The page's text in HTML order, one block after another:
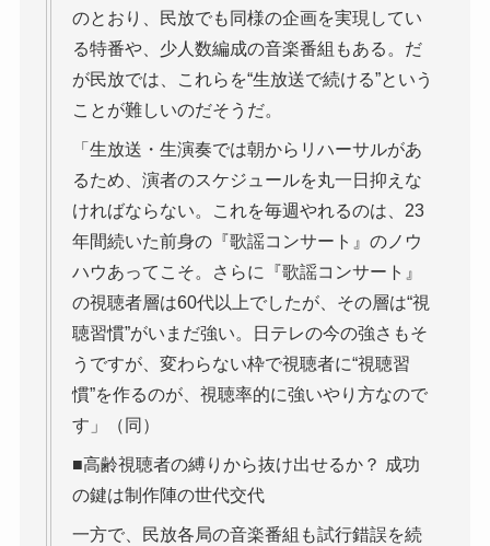
のとおり、民放でも同様の企画を実現してい
る特番や、少人数編成の音楽番組もある。だ
が民放では、これらを“生放送で続ける”という
ことが難しいのだそうだ。
「生放送・生演奏では朝からリハーサルがあ
るため、演者のスケジュールを丸一日抑えな
ければならない。これを毎週やれるのは、23
年間続いた前身の『歌謡コンサート』のノウ
ハウあってこそ。さらに『歌謡コンサート』
の視聴者層は60代以上でしたが、その層は“視
聴習慣”がいまだ強い。日テレの今の強さもそ
うですが、変わらない枠で視聴者に“視聴習
慣”を作るのが、視聴率的に強いやり方なので
す」（同）
■高齢視聴者の縛りから抜け出せるか？ 成功
の鍵は制作陣の世代交代
一方で、民放各局の音楽番組も試行錯誤を続